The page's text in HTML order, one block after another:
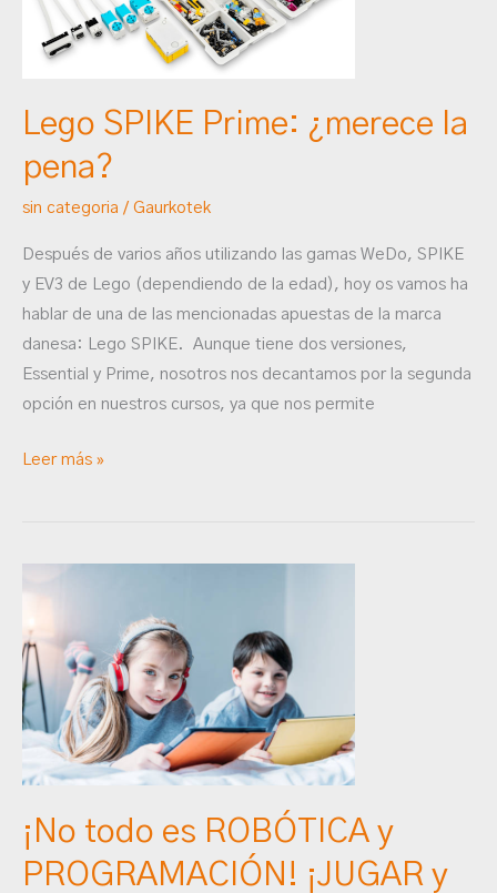
Lego SPIKE Prime: ¿merece la
pena?
sin categoria / Gaurkotek
Después de varios años utilizando las gamas WeDo, SPIKE
y EV3 de Lego (dependiendo de la edad), hoy os vamos ha
hablar de una de las mencionadas apuestas de la marca
danesa: Lego SPIKE. Aunque tiene dos versiones,
Essential y Prime, nosotros nos decantamos por la segunda
opción en nuestros cursos, ya que nos permite
pena?
Leer más »
¡No todo es ROBÓTICA y
PROGRAMACIÓN! ¡JUGAR y
es
ROBÓTICA
y
PROGRAMACIÓN!
¡JUGAR
y
TENER
TIEMPO
LIBRE